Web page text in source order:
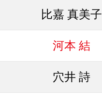
比嘉 真美子
河本 結
穴井 詩